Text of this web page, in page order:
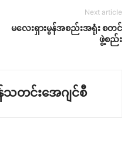
Next article
မလေးရှားမွန်အစည်းအရုံး စတင်
ဖွဲ့စည်း
တင်းအေဂျင်စီ